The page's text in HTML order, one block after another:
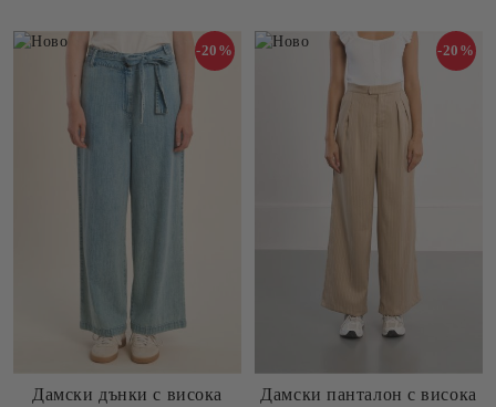
Дамски дънки с висока
-20%
Дамски панталон с висока
-20%